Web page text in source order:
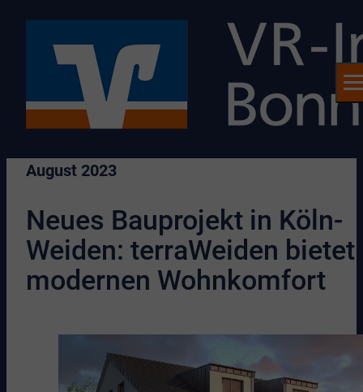
August 2023
Neues Bauprojekt in Köln-
Weiden: terraWeiden bietet
modernen Wohnkomfort